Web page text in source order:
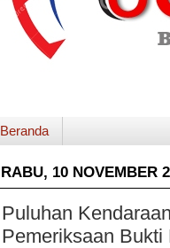
Beranda
RABU, 10 NOVEMBER
Puluhan
Pemeriksaan